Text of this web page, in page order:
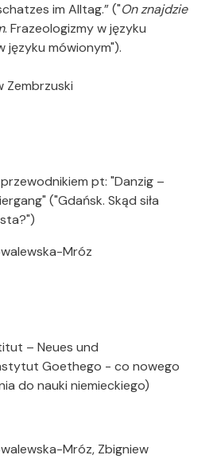
im Alltag.” ("On znajdzie
. Frazeologizmy w języku
języku mówionym").
Zembrzuski
pt: "Danzig –
("Gdańsk. Skąd siła
Mróz
– Neues und
Goethego - co nowego
do nauki niemieckiego)
Mróz, Zbigniew